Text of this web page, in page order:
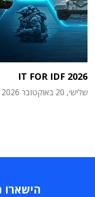
IT FOR IDF 2026
שלישי, 20 באוקטובר 2026
הישארו